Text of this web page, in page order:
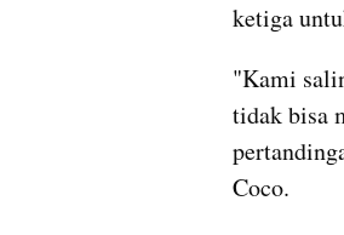
ketiga
"Kami
tidak bisa
Coco.